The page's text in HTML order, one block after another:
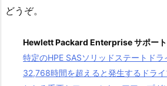
どうぞ。
Hewlett Packard Enterprise サポー
特定のHPE SASソリッドステートド
32,768時間を超えると発生するドラ